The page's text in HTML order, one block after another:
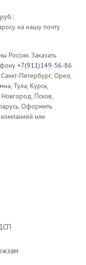
на нашу почту
России. Заказать
+7(911)149-56-86
Петербург, Орел,
Тула, Курск,
Псков,
Оформить
или